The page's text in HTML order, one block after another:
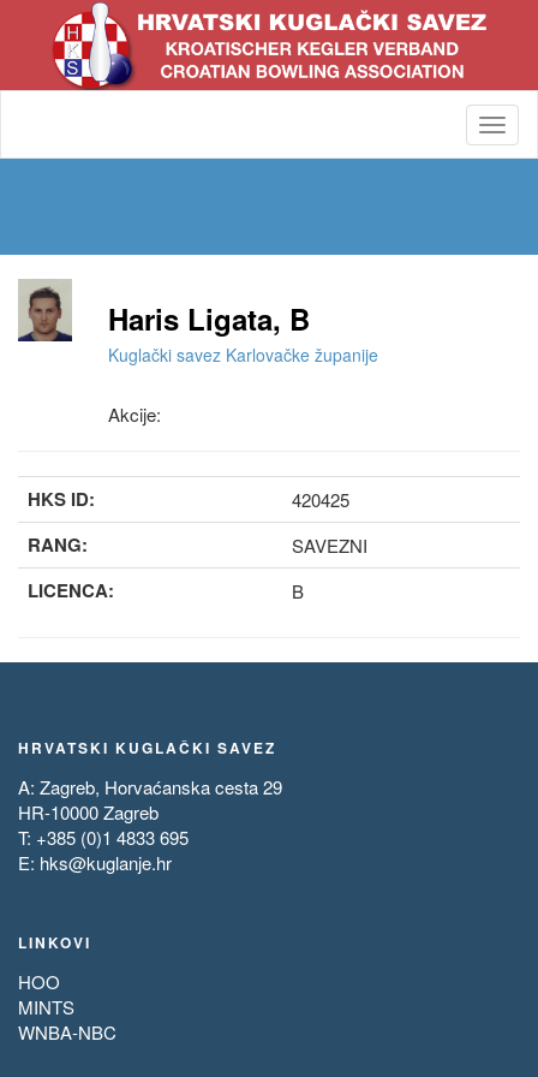
Haris Ligata, B
Kuglački savez Karlovačke županije
Akcije:
HKS ID: 420425
RANG: SAVEZNI
LICENCA: B
HRVATSKI KUGLAČKI SAVEZ
A: Zagreb, Horvaćanska cesta 29
HR-10000 Zagreb
T: +385 (0)1 4833 695
E: hks@kuglanje.hr
LINKOVI
HOO
MINTS
WNBA-NBC